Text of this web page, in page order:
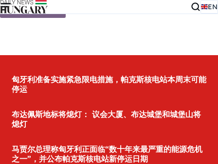
Skip to content EN
匈牙利准备实施紧急限电措施，帕克斯核电站本周末可能
停运
布达佩斯地标将熄灯： 议会大厦、布达城堡和城堡山将
熄灯
马贾尔总理称匈牙利正面临“数十年来最严重的能源危机
之一”，并公布帕克斯核电站新停运日期